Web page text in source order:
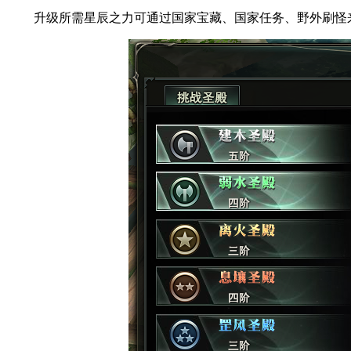
升级所需星辰之力可通过国家宝藏、国家任务、野外刷怪